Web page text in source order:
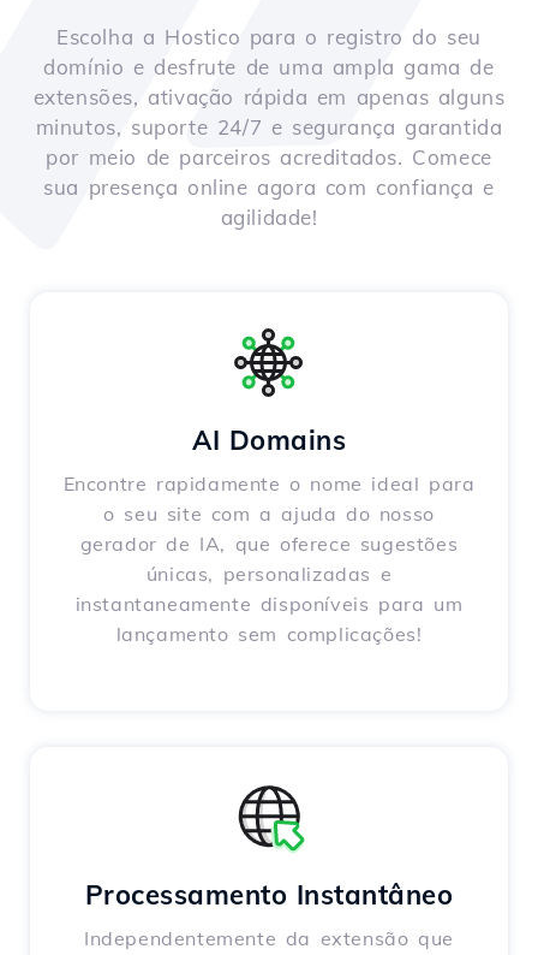
Escolha a Hostico para o registro do seu
domínio e desfrute de uma ampla gama de
extensões, ativação rápida em apenas alguns
minutos, suporte 24/7 e segurança garantida
por meio de parceiros acreditados. Comece
sua presença online agora com confiança e
agilidade!
AI Domains
Encontre rapidamente o nome ideal para
o seu site com a ajuda do nosso
gerador de IA, que oferece sugestões
únicas, personalizadas e
instantaneamente disponíveis para um
lançamento sem complicações!
Processamento Instantâneo
Independentemente da extensão que